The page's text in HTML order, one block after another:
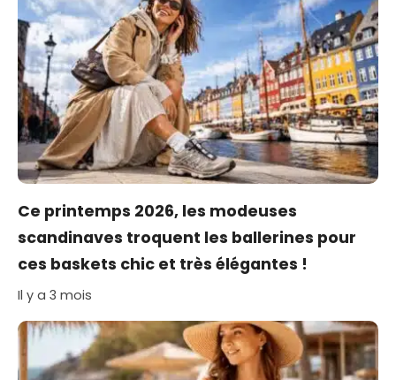
Ce printemps 2026, les modeuses
scandinaves troquent les ballerines pour
ces baskets chic et très élégantes !
Il y a 3 mois